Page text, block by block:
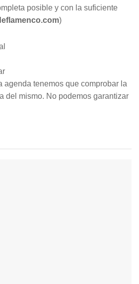
posible y con la suficiente
)
agenda tenemos que comprobar la
del mismo. No podemos garantizar